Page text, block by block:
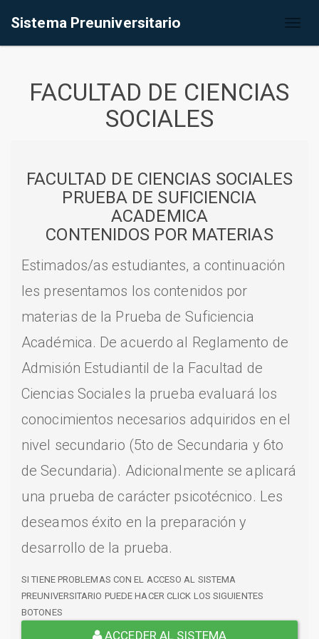
Sistema Preuniversitario
FACULTAD DE CIENCIAS
SOCIALES
FACULTAD DE CIENCIAS SOCIALES
PRUEBA DE SUFICIENCIA
ACADEMICA
CONTENIDOS POR MATERIAS
Estimados/as estudiantes, a continuación
les presentamos los contenidos por
materias de la Prueba de Suficiencia
Académica. De acuerdo al Reglamento de
Admisión Estudiantil de la Facultad de
Ciencias Sociales la prueba evaluará los
conocimientos necesarios adquiridos en el
nivel secundario (5to de Secundaria y 6to
de Secundaria). Adicionalmente se aplicará
una prueba de carácter psicotécnico. Les
deseamos éxito en la preparación y
desarrollo de la prueba.
SI TIENE PROBLEMAS CON EL ACCESO AL SISTEMA
PREUNIVERSITARIO PUEDE HACER CLICK LOS SIGUIENTES
BOTONES
ACCEDER AL SISTEMA